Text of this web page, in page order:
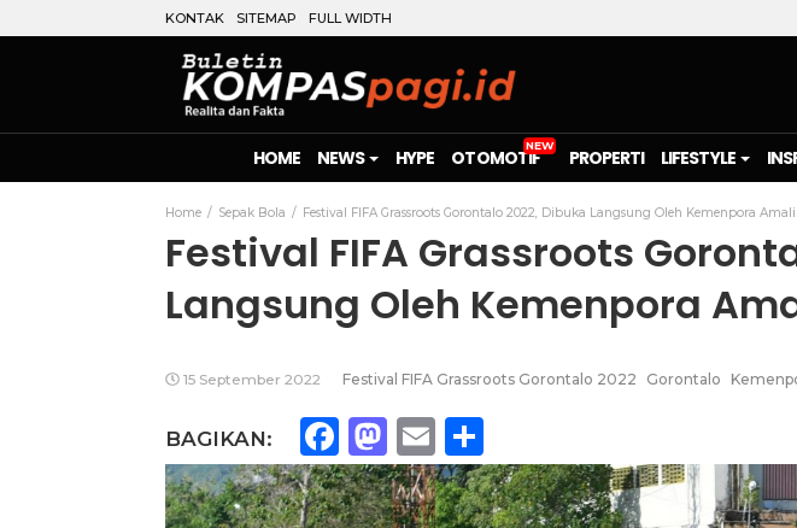
KONTAK SITEMAP FULL WIDTH
HOME NEWS HYPE OTOMOTIF PROPERTI LIFESTYLE
Home Sepak Bola Festival FIFA Grassroots Gorontalo 2022, Dibuka Langsung Oleh Kemenpora Amali
Festival FIFA Grassroots
Langsung Oleh Kemenpora
15 September 2022 Festival FIFA Grassroots Gorontalo 2022 Gorontalo
BAGIKAN: Facebook
Mastodon
Email